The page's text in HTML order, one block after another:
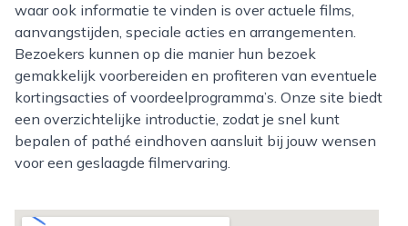
waar ook informatie te vinden is over actuele films,
aanvangstijden, speciale acties en arrangementen.
Bezoekers kunnen op die manier hun bezoek
gemakkelijk voorbereiden en profiteren van eventuele
kortingsacties of voordeelprogramma’s. Onze site biedt
een overzichtelijke introductie, zodat je snel kunt
bepalen of pathé eindhoven aansluit bij jouw wensen
voor een geslaagde filmervaring.